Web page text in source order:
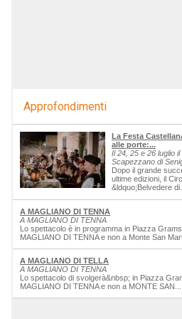
Approfondimenti
La Festa
alle porte:...
Il 24, 25 e 26 luglio
Scapezzano di
Dopo il grande
ultime edizioni, il
&ldquo;Belvedere di...
A MAGLIANO DI TENNA
A MAGLIANO DI TENNA
Lo spettacolo è in programma in Piazza
MAGLIANO DI TENNA e non a Monte San
A MAGLIANO DI TELLA
A MAGLIANO DI TENNA
Lo spettacolo di svolgerà&nbsp; in Piazza
MAGLIANO DI TENNA e non a MONTE SAN...